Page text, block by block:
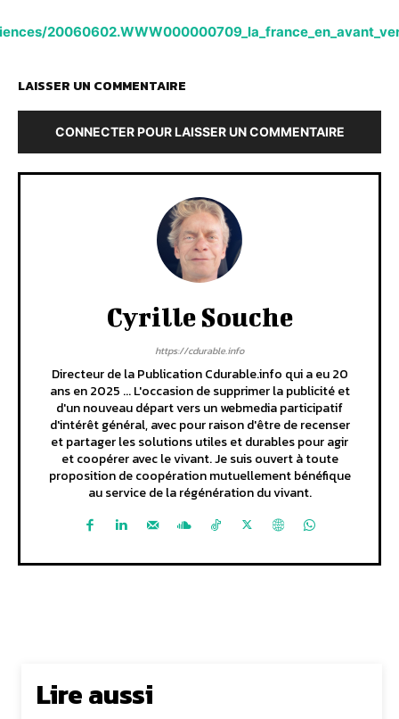
LAISSER UN COMMENTAIRE
CONNECTER POUR LAISSER UN COMMENTAIRE
Cyrille Souche
https://cdurable.info
Directeur de la Publication Cdurable.info qui a eu 20
ans en 2025 ... L'occasion de supprimer la publicité et
d'un nouveau départ vers un webmedia participatif
d'intérêt général, avec pour raison d'être de recenser
et partager les solutions utiles et durables pour agir
et coopérer avec le vivant. Je suis ouvert à toute
proposition de coopération mutuellement bénéfique
au service de la régénération du vivant.
Lire aussi